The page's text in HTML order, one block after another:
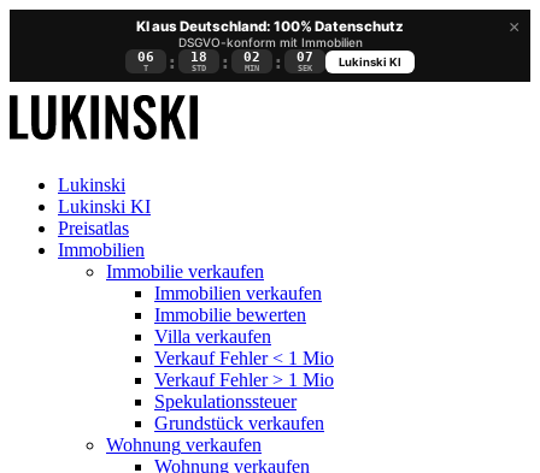
×
KI aus Deutschland: 100% Datenschutz
DSGVO-konform mit Immobilien
06
T : 18
STD : 02
MIN : 07
SEK
Lukinski KI
Lukinski
Lukinski KI
Preisatlas
Immobilien
Immobilie verkaufen
Immobilien verkaufen
Immobilie bewerten
Villa verkaufen
Verkauf Fehler < 1 Mio
Verkauf Fehler > 1 Mio
Spekulationssteuer
Grundstück verkaufen
Wohnung verkaufen
Wohnung verkaufen